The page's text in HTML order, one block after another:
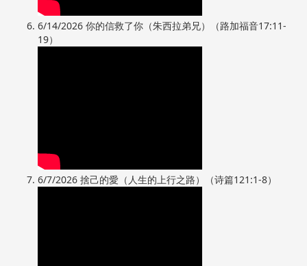
6/14/2026 你的信救了你（朱西拉弟兄）（路加福音17:11-
19）
6/7/2026 捨己的愛（人生的上行之路）（诗篇121:1-8）